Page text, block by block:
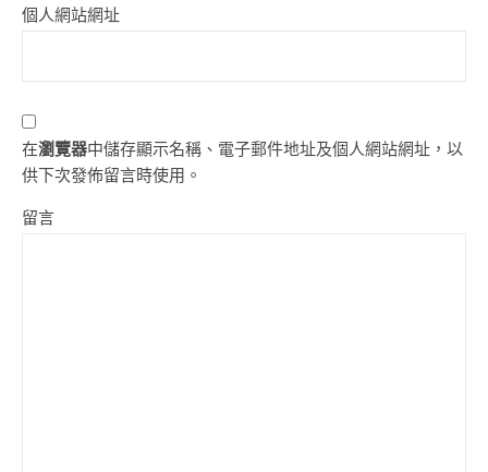
個人網站網址
在瀏覽器中儲存顯示名稱、電子郵件地址及個人網站網址，以
供下次發佈留言時使用。
留言